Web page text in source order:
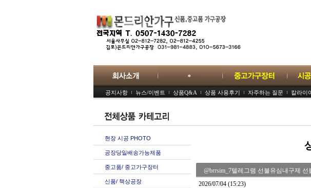
공지사항 뉴스/이벤트 상품Q&A 상품 사용후기 자주하는 질문 칼라이
현장 시공 PHOTO
공장당일배송가능제품
중고품/ 중고가구장터
신품/ 책상공장
@brrsim_7텔레그램 선불유심내구제
2026/07/04 (15:23)